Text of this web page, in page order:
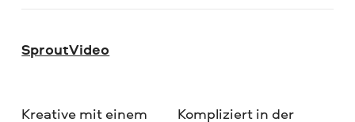
SproutVideo
Kreative mit einem
Kompliziert in der